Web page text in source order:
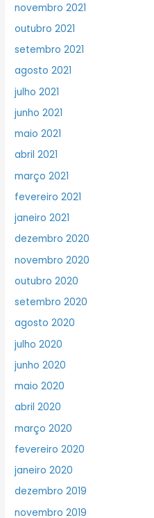
novembro 2021
outubro 2021
setembro 2021
agosto 2021
julho 2021
junho 2021
maio 2021
abril 2021
março 2021
fevereiro 2021
janeiro 2021
dezembro 2020
novembro 2020
outubro 2020
setembro 2020
agosto 2020
julho 2020
junho 2020
maio 2020
abril 2020
março 2020
fevereiro 2020
janeiro 2020
dezembro 2019
novembro 2019